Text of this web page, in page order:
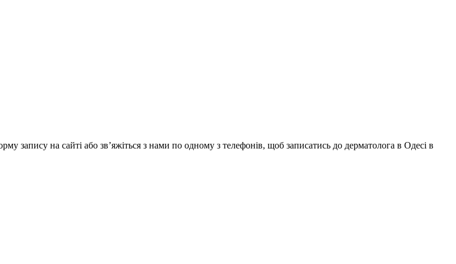
запису на сайті або зв’яжіться з нами по одному з телефонів, щоб записатись до дерматолога в Одесі в